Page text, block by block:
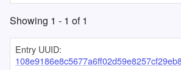
Showing 1 - 1 of1
Entry UUID: